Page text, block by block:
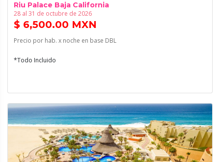
Riu Palace Baja California
28 al 31 de octubre de 2026
$ 6,500.00 MXN
Precio por hab. x noche en base DBL
*Todo Incluido